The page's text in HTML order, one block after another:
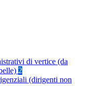
di vertice (da
2
(dirigenti non